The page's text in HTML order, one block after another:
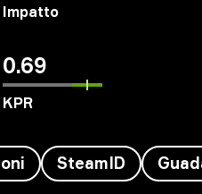
Impatto
0.69
KPR
SteamID